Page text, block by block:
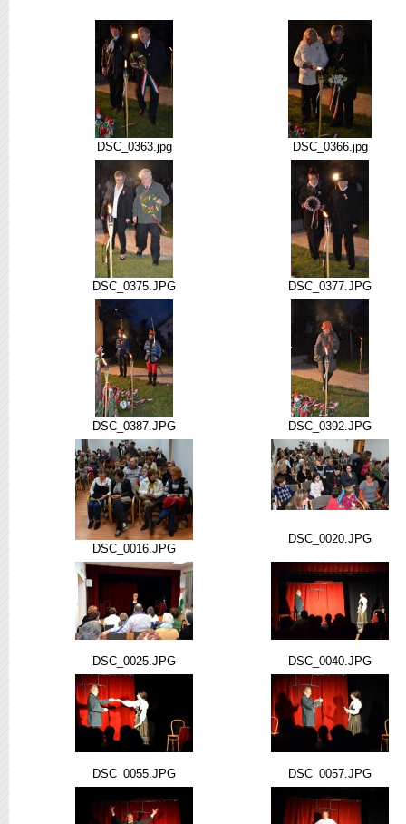
DSC_0363.jpg DSC_0366.jpg
DSC_0375.JPG DSC_0377.JPG
DSC_0387.JPG DSC_0392.JPG
DSC_0016.JPG
DSC_0020.JPG
DSC_0025.JPG DSC_0040.JPG
DSC_0055.JPG DSC_0057.JPG